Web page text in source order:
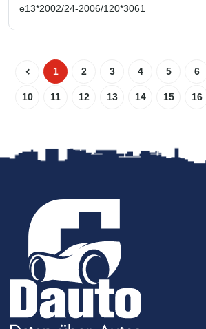
e13*2002/24-2006/120*3061
1 2 3 4 5 6
10 11 12 13 14 15 16